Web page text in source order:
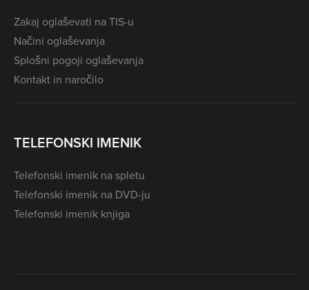
Zakaj oglaševati na TIS-u
Načini oglaševanja
Splošni pogoji oglaševanja
Kontakt in naročilo
TELEFONSKI IMENIK
Telefonski imenik na spletu
Telefonski imenik na DVD-ju
Telefonski imenik knjiga